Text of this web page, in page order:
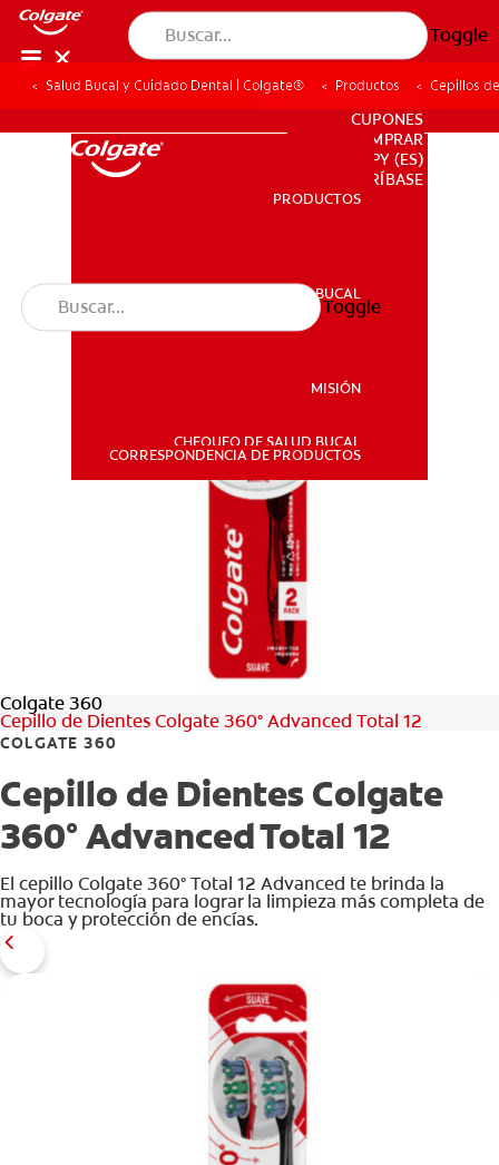
Toggle
PRODUCTOS
SALUD BUCAL
CHEQUEO DE SALUD BUCAL
CORRESPONDENCIA DE PRODUCTOS
PARA PROFESIONALES
PY (ES)
SUSCRÍBASE
PARA PROFESIONALES
CUPONES
DONDE COMPRAR
PY (ES)
SUSCRÍBASE
PRODUCTOS
SALUD BUCAL
MISIÓN
CHEQUEO DE SALUD BUCAL
CORRESPONDENCIA DE PRODUCTOS
Toggle
Salud Bucal y Cuidado Dental | Colgate® Productos Cepillos
Colgate 360
Cepillo de Dientes Colgate 360° Advanced Total 12
COLGATE 360
Cepillo de Dientes Colgate
360° Advanced Total 12
El cepillo Colgate 360° Total 12 Advanced te brinda la
mayor tecnología para lograr la limpieza más completa de
tu boca y protección de encías.